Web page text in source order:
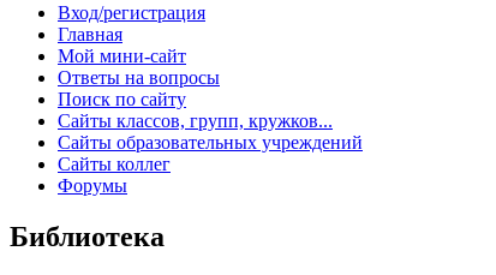
Вход/регистрация
Главная
Мой мини-сайт
Ответы на вопросы
Поиск по сайту
Сайты классов, групп, кружков...
Сайты образовательных учреждений
Сайты коллег
Форумы
Библиотека